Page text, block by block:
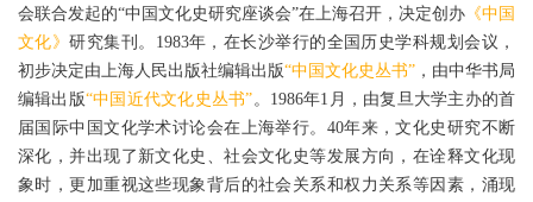
会联合发起的“中国文化史研究座谈会”在上海召开，决定创办 《中国
文化》研究集刊。1983年，在长沙举行的全国历史学科规划会议，
初步决定由上海人民出版社编辑出版“中国文化史丛书” ，由中华书局
编辑出版“中国近代文化史丛书” 。1986年1月，由复旦大学主办的首
届国际中国文化学术讨论会在上海举行。40年来，文化史研究不断
深化，并出现了新文化史、社会文化史等发展方向，在诠释文化现
象时，更加重视这些现象背后的社会关系和权力关系等因素，涌现